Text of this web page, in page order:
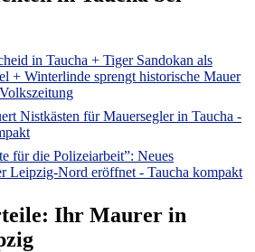
in Taucha + Tiger Sandokan als
+ Winterlinde sprengt historische Mauer
Nistkästen für Mauersegler in Taucha -
für die Polizeiarbeit”: Neues
Leipzig-Nord eröffnet - Taucha kompakt
Ihr Maurer in